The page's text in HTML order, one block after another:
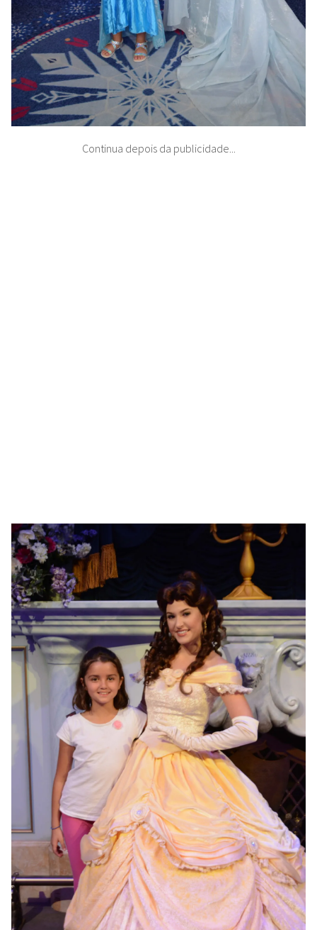
Continua depois da publicidade...